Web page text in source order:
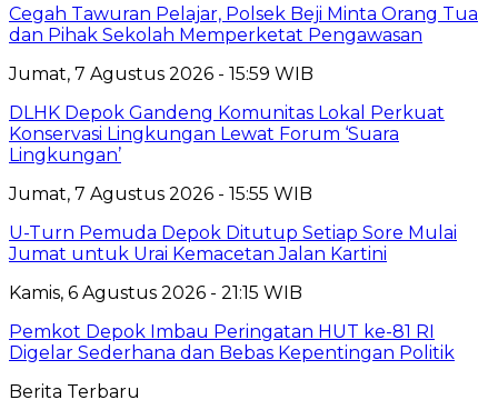
Cegah Tawuran Pelajar, Polsek Beji Minta Orang Tua
dan Pihak Sekolah Memperketat Pengawasan
Jumat, 7 Agustus 2026 - 15:59 WIB
DLHK Depok Gandeng Komunitas Lokal Perkuat
Konservasi Lingkungan Lewat Forum ‘Suara
Lingkungan’
Jumat, 7 Agustus 2026 - 15:55 WIB
U-Turn Pemuda Depok Ditutup Setiap Sore Mulai
Jumat untuk Urai Kemacetan Jalan Kartini
Kamis, 6 Agustus 2026 - 21:15 WIB
Pemkot Depok Imbau Peringatan HUT ke-81 RI
Digelar Sederhana dan Bebas Kepentingan Politik
Berita Terbaru